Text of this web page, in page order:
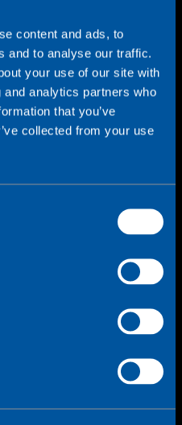
content and ads, to
and to analyse our traffic.
your use of our site with
analytics partners who
that you’ve
collected from your use
med lav
niveauet af
dataforbrug med
til hver